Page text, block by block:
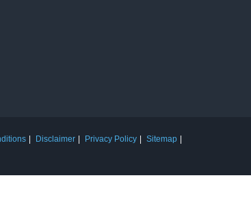
Disclaimer Privacy Policy
Sitemap